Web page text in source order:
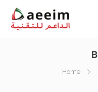
Home